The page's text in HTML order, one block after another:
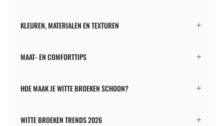
KLEUREN, MATERIALEN EN TEXTUREN
MAAT- EN COMFORTTIPS
HOE MAAK JE WITTE BROEKEN SCHOON?
WITTE BROEKEN TRENDS 2026